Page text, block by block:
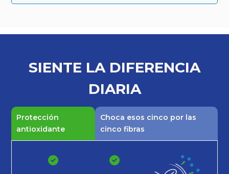
SIENTE LA DIFERENCIA
DIARIA
Protección
antioxidante
Choca esos cinco por las
cinco fibras